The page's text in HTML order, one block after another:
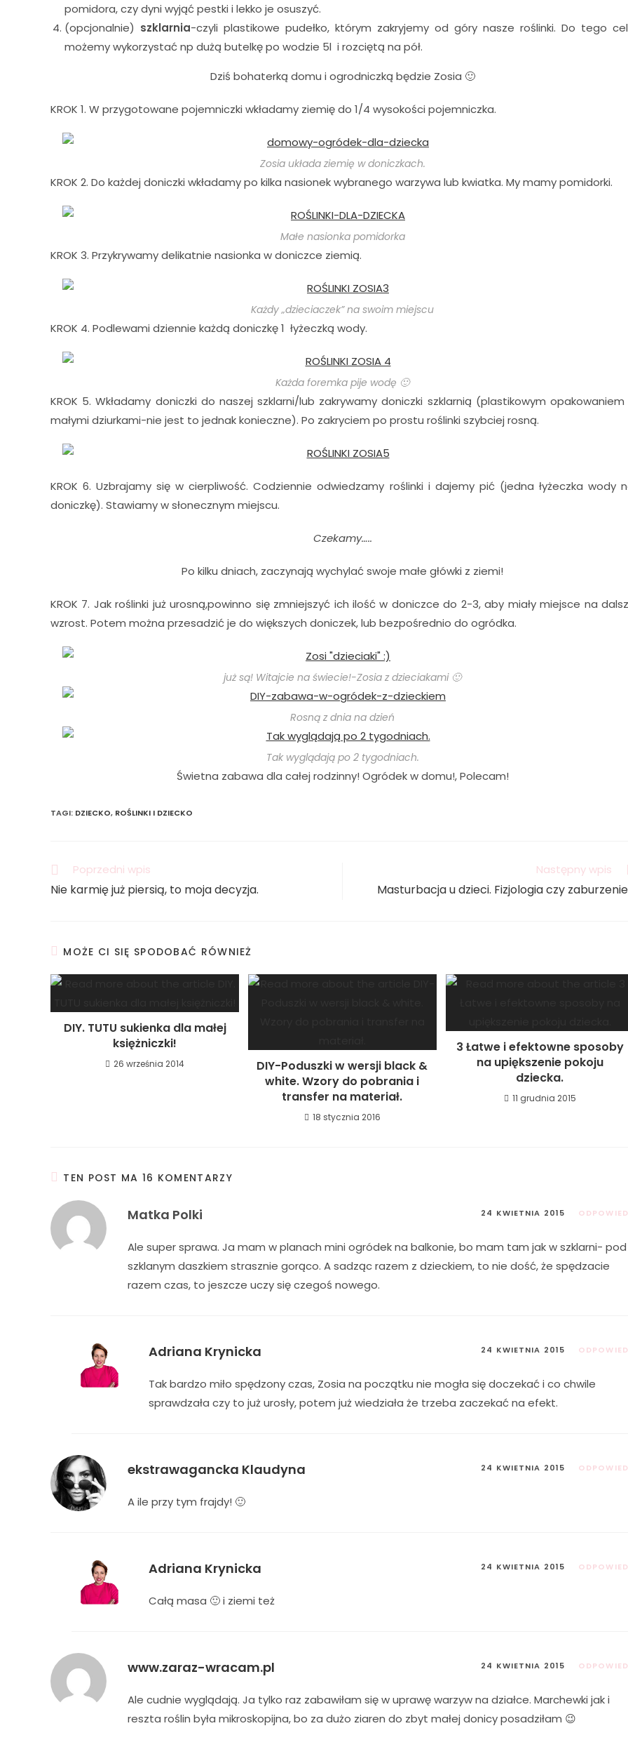
pomidora, czy dyni wyjąć pestki i lekko je osuszyć.
(opcjonalnie) szklarnia-czyli plastikowe pudełko, którym zakryjemy od góry nasze roślinki. Do tego
możemy wykorzystać np dużą butelkę po wodzie 5l i rozciętą na pół.
Dziś bohaterką domu i ogrodniczką będzie Zosia 🙂
KROK 1. W przygotowane pojemniczki wkładamy ziemię do 1/4 wysokości pojemniczka.
Zosia układa ziemię w doniczkach.
KROK 2. Do każdej doniczki wkładamy po kilka nasionek wybranego warzywa lub kwiatka. My mamy pomidorki.
Małe nasionka pomidorka
KROK 3. Przykrywamy delikatnie nasionka w doniczce ziemią.
Każdy „dzieciaczek” na swoim miejscu
KROK 4. Podlewami dziennie każdą doniczkę 1 łyżeczką wody.
Każda foremka pije wodę 🙂
KROK 5. Wkładamy doniczki do naszej szklarni/lub zakrywamy doniczki szklarnią (plastikowym opakowaniem
małymi dziurkami-nie jest to jednak konieczne). Po zakryciem po prostu roślinki szybciej rosną.
KROK 6. Uzbrajamy się w cierpliwość. Codziennie odwiedzamy roślinki i dajemy pić (jedna łyżeczka wody
doniczkę). Stawiamy w słonecznym miejscu.
Czekamy…..
Po kilku dniach, zaczynają wychylać swoje małe główki z ziemi!
KROK 7. Jak roślinki już urosną,powinno się zmniejszyć ich ilość w doniczce do 2-3, aby miały miejsce na
wzrost. Potem można przesadzić je do większych doniczek, lub bezpośrednio do ogródka.
już są! Witajcie na świecie!-Zosia z dzieciakami 🙂
Rosną z dnia na dzień
Tak wyglądają po 2 tygodniach.
Świetna zabawa dla całej rodzinny! Ogródek w domu!, Polecam!
TAGI: DZIECKO, ROŚLINKI I DZIECKO
Poprzedni wpis
Nie karmię już piersią, to moja decyzja.
Następny wpis
Masturbacja u dzieci. Fizjologia czy
MOŻE CI SIĘ SPODOBAĆ RÓWNIEŻ
DIY. TUTU sukienka dla małej
księżniczki!
26 września 2014
DIY-Poduszki w wersji black &
white. Wzory do pobrania i
transfer na materiał.
18 stycznia 2016
3 Łatwe i efektowne sposoby
na upiększenie pokoju
dziecka.
11 grudnia 2015
TEN POST MA 16 KOMENTARZY
Matka Polki 24 KWIETNIA 2015
Ale super sprawa. Ja mam w planach mini ogródek na balkonie, bo mam tam jak w szklarni- pod
szklanym daszkiem strasznie gorąco. A sadząc razem z dzieckiem, to nie dość, że spędzacie
razem czas, to jeszcze uczy się czegoś nowego.
Adriana Krynicka 24 KWIETNIA 2015
Tak bardzo miło spędzony czas, Zosia na początku nie mogła się doczekać i co chwile
sprawdzała czy to już urosły, potem już wiedziała że trzeba zaczekać na efekt.
ekstrawagancka Klaudyna 24 KWIETNIA 2015
A ile przy tym frajdy! 🙂
Adriana Krynicka 24 KWIETNIA 2015
Całą masa 🙂 i ziemi też
www.zaraz-wracam.pl 24 KWIETNIA 2015
Ale cudnie wyglądają. Ja tylko raz zabawiłam się w uprawę warzyw na działce. Marchewki jak i
reszta roślin była mikroskopijna, bo za dużo ziaren do zbyt małej donicy posadziłam 😉